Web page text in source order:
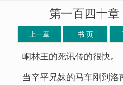
第一百四十
上一章 书 页
峒林王的死讯传的很快。
当辛平兄妹的马车刚到